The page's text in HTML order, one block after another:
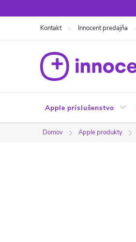
na
Kontakt Innocent predajňa
Apple príslušenstvo
Domov Apple produkty